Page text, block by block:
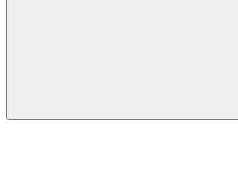
Buscar